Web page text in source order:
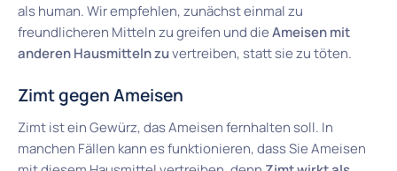
als human. Wir empfehlen, zunächst einmal zu
freundlicheren Mitteln zu greifen und dieAmeisen mit
anderen Hausmitteln zuvertreiben, statt sie zu töten.
Zimt gegen Ameisen
Zimt ist ein Gewürz, das Ameisen fernhalten soll. In
manchen Fällen kann es funktionieren, dass Sie Ameisen